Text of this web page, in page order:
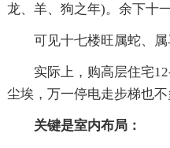
龙、羊、狗之年)。余下十
可见十七楼旺属蛇、属
实际上，购高层住宅
尘埃，万一停电走步梯也不
关键是室内布局：